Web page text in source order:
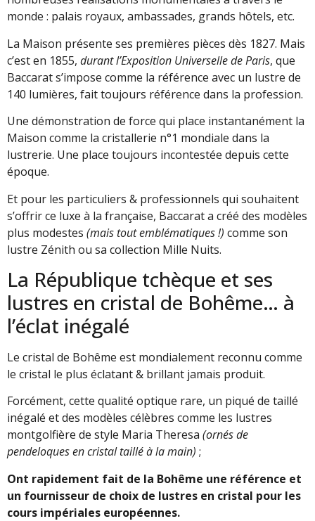
monde : palais royaux, ambassades, grands hôtels, etc.
La Maison présente ses premières pièces dès 1827. Mais
c’est en 1855, durant l’Exposition Universelle de Paris, que
Baccarat s’impose comme la référence avec un lustre de
140 lumières, fait toujours référence dans la profession.
Une démonstration de force qui place instantanément la
Maison comme la cristallerie n°1 mondiale dans la
lustrerie. Une place toujours incontestée depuis cette
époque.
Et pour les particuliers & professionnels qui souhaitent
s’offrir ce luxe à la française, Baccarat a créé des modèles
plus modestes (mais tout emblématiques !) comme son
lustre Zénith ou sa collection Mille Nuits.
La République tchèque et ses
lustres en cristal de Bohême… à
l’éclat inégalé
Le cristal de Bohême est mondialement reconnu comme
le cristal le plus éclatant & brillant jamais produit.
Forcément, cette qualité optique rare, un piqué de taillé
inégalé et des modèles célèbres comme les lustres
montgolfière de style Maria Theresa (ornés de
pendeloques en cristal taillé à la main) ;
Ont rapidement fait de la Bohême une référence et
un fournisseur de choix de lustres en cristal pour les
cours impériales européennes.